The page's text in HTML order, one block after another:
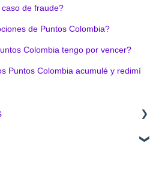
de fraude?
de Puntos Colombia?
Colombia tengo por vencer?
Puntos Colombia acumulé y redimí
Puntos Colombia?